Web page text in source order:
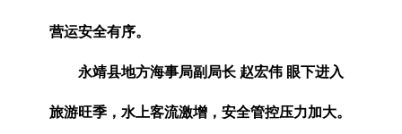
营运安全有序。
永靖县地方海事局副局长 赵宏伟 眼下进入
旅游旺季，水上客流激增，安全管控压力加大。